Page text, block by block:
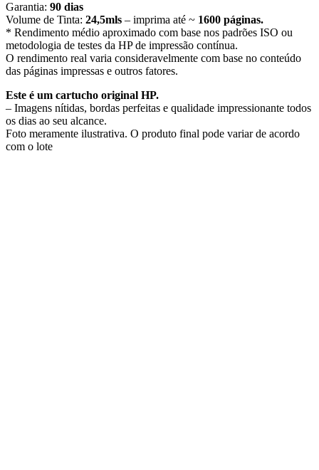
Garantia: 90 dias
Volume de Tinta: 24,5mls – imprima até ~ 1600 páginas.
* Rendimento médio aproximado com base nos padrões ISO ou
metodologia de testes da HP de impressão contínua.
O rendimento real varia consideravelmente com base no conteúdo
das páginas impressas e outros fatores.
Este é um cartucho original HP.
– Imagens nítidas, bordas perfeitas e qualidade impressionante todos
os dias ao seu alcance.
Foto meramente ilustrativa. O produto final pode variar de acordo
com o lote